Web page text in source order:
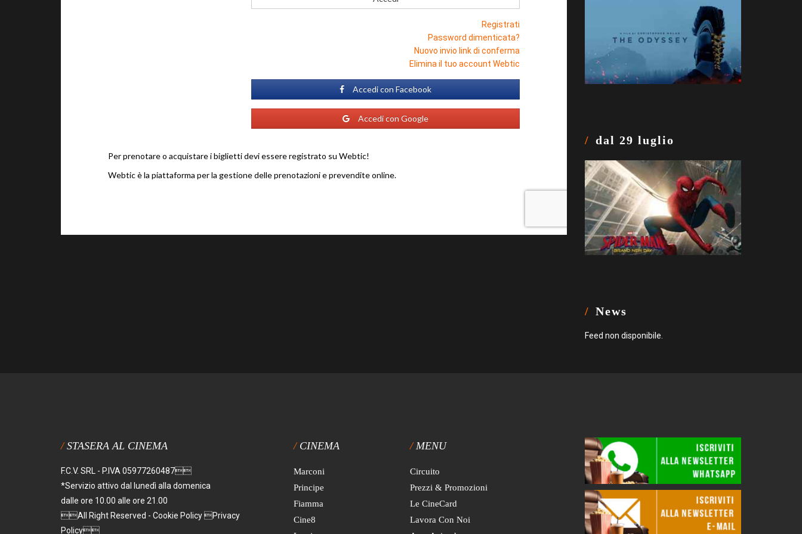
dal 29 luglio
News
Feed non disponibile.
STASERA AL CINEMA
F.C.V. SRL - P.IVA 05977260487
*Servizio attivo dal lunedì alla domenica
dalle ore 10.00 alle ore 21.00
All Right Reserved - Cookie Policy Privacy
Policy
CINEMA
Marconi
Principe
Fiamma
Cine8
MENU
Circuito
Prezzi & Promozioni
Le CineCard
Lavora Con Noi